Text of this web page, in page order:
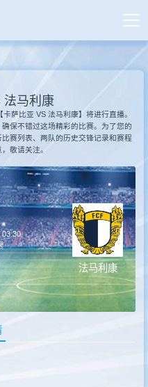
法马利康
萨比亚 VS 法马利康】将进行直播。
保不错过这场精彩的比赛。为了您的
赛列表、两队的历史交锋记录和赛程
敬请关注。
03:30
法马利康